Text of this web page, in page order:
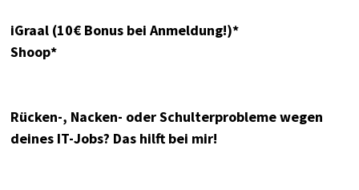
iGraal (10€ Bonus bei Anmeldung!)*
Shoop*
Rücken-, Nacken- oder Schulterprobleme wegen
deines IT-Jobs? Das hilft bei mir!